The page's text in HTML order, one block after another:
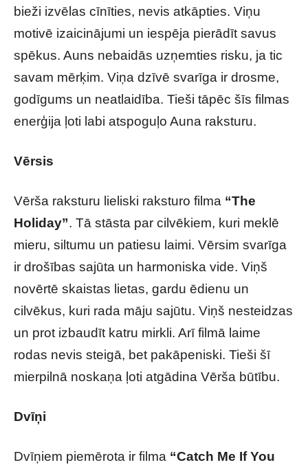
bieži izvēlas cīnīties, nevis atkāpties. Viņu
motivē izaicinājumi un iespēja pierādīt savus
spēkus. Auns nebaidās uzņemties risku, ja tic
savam mērķim. Viņa dzīvē svarīga ir drosme,
godīgums un neatlaidība. Tieši tāpēc šīs filmas
enerģija ļoti labi atspoguļo Auna raksturu.
Vērsis
Vērša raksturu lieliski raksturo filma “The
Holiday”. Tā stāsta par cilvēkiem, kuri meklē
mieru, siltumu un patiesu laimi. Vērsim svarīga
ir drošības sajūta un harmoniska vide. Viņš
novērtē skaistas lietas, gardu ēdienu un
cilvēkus, kuri rada māju sajūtu. Viņš nesteidzas
un prot izbaudīt katru mirkli. Arī filmā laime
rodas nevis steigā, bet pakāpeniski. Tieši šī
mierpilnā noskaņa ļoti atgādina Vērša būtību.
Dvīņi
Dvīņiem piemērota ir filma “Catch Me If You